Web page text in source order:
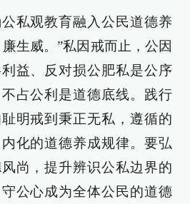
私观教育融入公民道德养
生威。”私因戒而止，公因
益、反对损公肥私是公序
占公利是道德底线。践行
明戒到秉正无私，遵循的
化的道德养成规律。要弘
尚，提升辨识公私边界的
公心成为全体公民的道德